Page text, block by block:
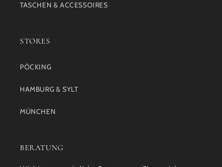
TASCHEN & ACCESSOIRES
STORES
PÖCKING
HAMBURG & SYLT
MÜNCHEN
BERATUNG